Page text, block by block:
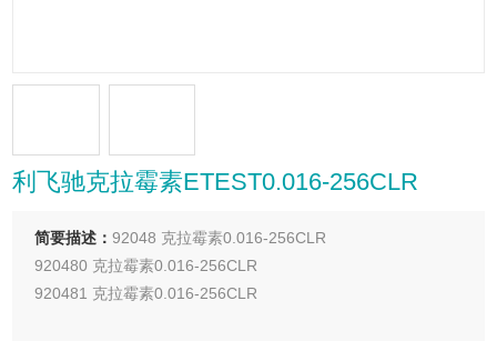
利飞驰克拉霉素ETEST0.016-256CLR
简要描述：92048 克拉霉素0.016-256CLR
920480 克拉霉素0.016-256CLR
920481 克拉霉素0.016-256CLR